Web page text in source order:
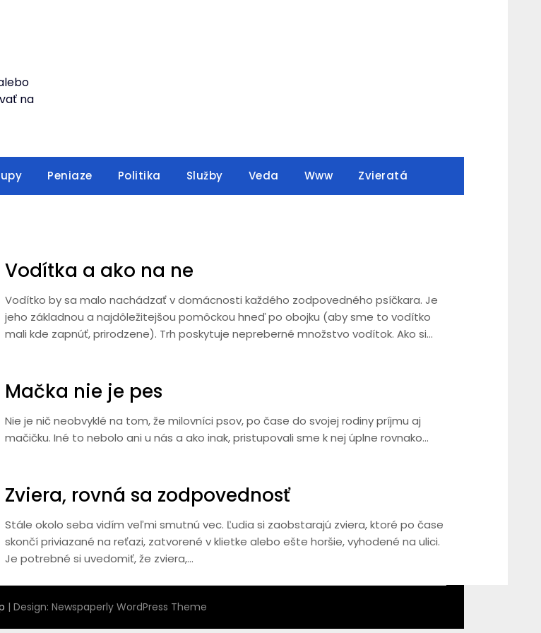
na
Peniaze Politika Služby Veda Www Zvieratá
Vodítka a ako na ne
Vodítko by sa malo nachádzať v domácnosti každého zodpovedného psíčkara. Je
jeho základnou a najdôležitejšou pomôckou hneď po obojku (aby sme to vodítko
mali kde zapnúť, prirodzene). Trh poskytuje nepreberné množstvo vodítok. Ako si…
Mačka nie je pes
Nie je nič neobvyklé na tom, že milovníci psov, po čase do svojej rodiny príjmu aj
mačičku. Iné to nebolo ani u nás a ako inak, pristupovali sme k nej úplne rovnako…
Zviera, rovná sa zodpovednosť
Stále okolo seba vidím veľmi smutnú vec. Ľudia si zaobstarajú zviera, ktoré po čase
skončí priviazané na reťazi, zatvorené v klietke alebo ešte horšie, vyhodené na ulici.
Je potrebné si uvedomiť, že zviera,…
| Design: Newspaperly WordPress Theme